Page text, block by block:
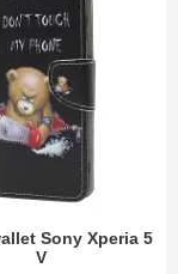
Sony Xperia 5
V